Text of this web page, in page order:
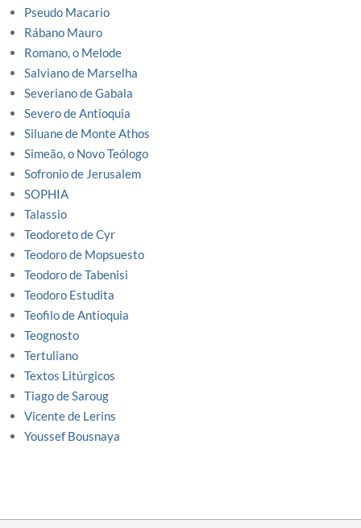
Pseudo Macario
Rábano Mauro
Romano, o Melode
Salviano de Marselha
Severiano de Gabala
Severo de Antioquia
Siluane de Monte Athos
Simeão, o Novo Teólogo
Sofronio de Jerusalem
SOPHIA
Talassio
Teodoreto de Cyr
Teodoro de Mopsuesto
Teodoro de Tabenisi
Teodoro Estudita
Teofilo de Antioquia
Teognosto
Tertuliano
Textos Litúrgicos
Tiago de Saroug
Vicente de Lerins
Youssef Bousnaya